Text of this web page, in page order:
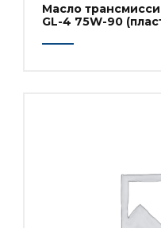
Масло
GL-4 75W-90